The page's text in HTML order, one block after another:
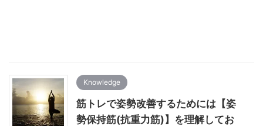
Knowledge
筋トレで姿勢改善するためには【姿
勢保持筋(抗重力筋)】を理解してお